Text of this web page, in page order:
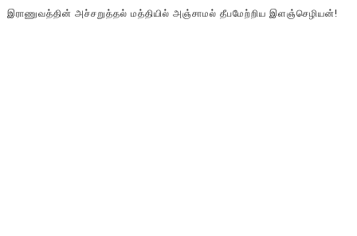
இராணுவத்தின் அச்சறுத்தல் மத்தியில் அஞ்சாமல் தீபமேற்றிய இளஞ்செழியன்!